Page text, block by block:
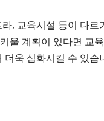
, 교육시설 등이 다르
울 계획이 있다면 교육
더욱 심화시킬 수 있습